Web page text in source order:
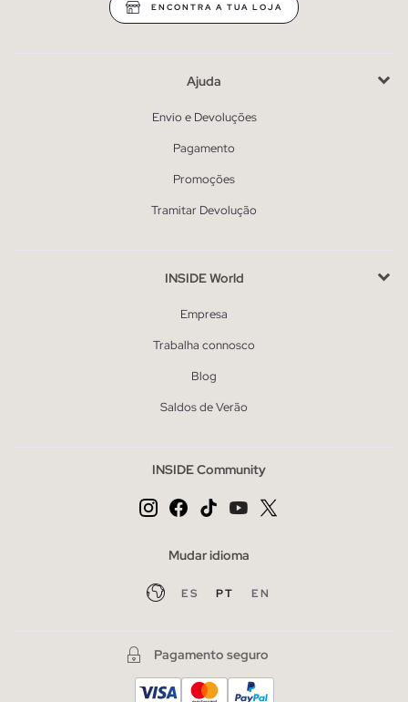
ENCONTRA A TUA LOJA
Ajuda
Envio e Devoluções
Pagamento
Promoções
Tramitar Devolução
INSIDE World
Empresa
Trabalha connosco
Blog
Saldos de Verão
INSIDE Community
Mudar idioma
ES PT EN
Pagamento seguro